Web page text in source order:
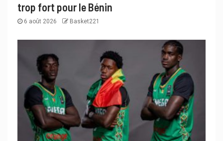
trop fort pour le Bénin
6 août 2026 Basket221